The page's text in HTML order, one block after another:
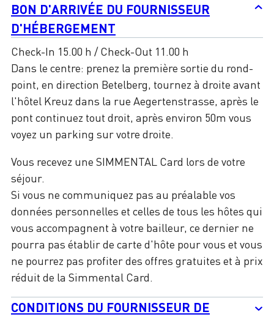
BON D'ARRIVÉE DU FOURNISSEUR
D'HÉBERGEMENT
Check-In 15.00 h / Check-Out 11.00 h
Dans le centre: prenez la première sortie du rond-
point, en direction Betelberg, tournez à droite avant
l'hôtel Kreuz dans la rue Aegertenstrasse, après le
pont continuez tout droit, après environ 50m vous
voyez un parking sur votre droite.
Vous recevez une SIMMENTAL Card lors de votre
séjour.
Si vous ne communiquez pas au préalable vos
données personnelles et celles de tous les hôtes qui
vous accompagnent à votre bailleur, ce dernier ne
pourra pas établir de carte d'hôte pour vous et vous
ne pourrez pas profiter des offres gratuites et à prix
réduit de la Simmental Card.
CONDITIONS DU FOURNISSEUR DE